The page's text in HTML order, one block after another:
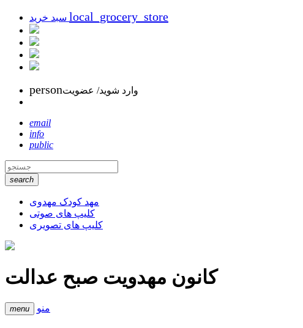
local_grocery_store
personوارد شوید/ عضویت
email
info
public
search
مهد کودک مهدوی
کلیپ های صوتی
کلیپ های تصویری
کانون مهدویت صبح عدالت
menu منو